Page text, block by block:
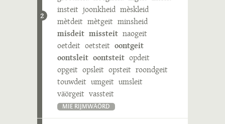
2
insteit joonkheid mèskleid
mètdeit mètgeit minsheid
misdeit missteit naogeit
oetdeit oetsteit oontgeit
oontsleit oontsteit opdeit
opgeit opsleit opsteit roondgeit
touwdeit umgeit umsleit
väörgeit vassteit
MIE RIJMWÄÖRD